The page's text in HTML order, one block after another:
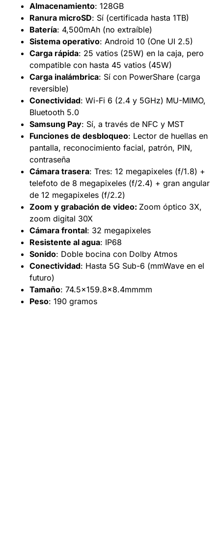
Almacenamiento: 128GB
Ranura microSD: Sí (certificada hasta 1TB)
Batería: 4,500mAh (no extraíble)
Sistema operativo: Android 10 (One UI 2.5)
Carga rápida: 25 vatios (25W) en la caja, pero
compatible con hasta 45 vatios (45W)
Carga inalámbrica: Sí con PowerShare (carga
reversible)
Conectividad: Wi-Fi 6 (2.4 y 5GHz) MU-MIMO,
Bluetooth 5.0
Samsung Pay: Sí, a través de NFC y MST
Funciones de desbloqueo: Lector de huellas en
pantalla, reconocimiento facial, patrón, PIN,
contraseña
Cámara trasera: Tres: 12 megapixeles (f/1.8) +
telefoto de 8 megapixeles (f/2.4) + gran angular
de 12 megapixeles (f/2.2)
Zoom y grabación de video: Zoom óptico 3X,
zoom digital 30X
Cámara frontal: 32 megapixeles
Resistente al agua: IP68
Sonido: Doble bocina con Dolby Atmos
Conectividad: Hasta 5G Sub-6 (mmWave en el
futuro)
Tamaño: 74.5×159.8×8.4mmmm
Peso: 190 gramos